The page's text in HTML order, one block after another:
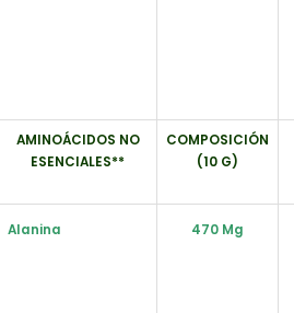
AMINOÁCIDOS NO
ESENCIALES**
COMPOSICIÓN
(10 G)
Alanina 470 Mg